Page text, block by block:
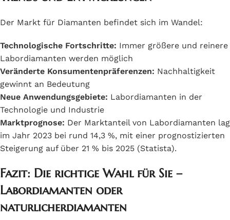
Der Markt für Diamanten befindet sich im Wandel:
Technologische Fortschritte: Immer größere und reinere
Labordiamanten werden möglich
Veränderte Konsumentenpräferenzen: Nachhaltigkeit
gewinnt an Bedeutung
Neue Anwendungsgebiete: Labordiamanten in der
Technologie und Industrie
Marktprognose: Der Marktanteil von Labordiamanten lag
im Jahr 2023 bei rund 14,3 %, mit einer prognostizierten
Steigerung auf über 21 % bis 2025 (Statista).
Fazit: Die richtige Wahl für Sie –
Labordiamanten oder
naturlicherdiamanten